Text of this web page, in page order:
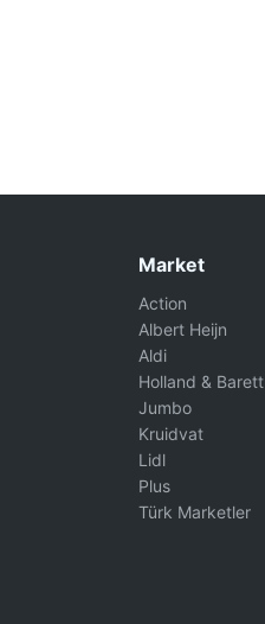
Market
Action
Albert Heijn
Aldi
Holland & Barett
Jumbo
Kruidvat
Lidl
Plus
Türk Marketler